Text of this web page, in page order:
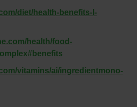
diet/health-benefits-l-
health/food-
vitamins/ai/ingredientmono-